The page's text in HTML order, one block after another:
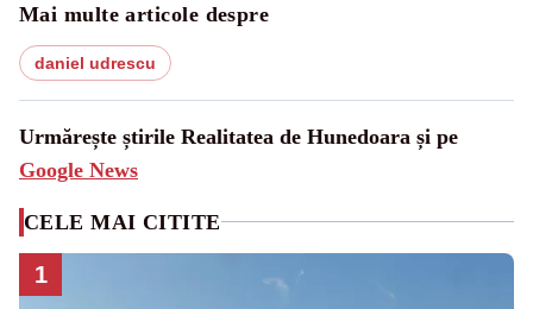
Mai multe articole despre
daniel udrescu
Urmărește știrile Realitatea de Hunedoara și pe
Google News
CELE MAI CITITE
1